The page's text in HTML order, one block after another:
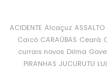
ACIDENTE Alcaçuz ASSALTO
Caicó CARAÚBAS Ceará
currais novos Dilma
PIRANHAS JUCURUTU